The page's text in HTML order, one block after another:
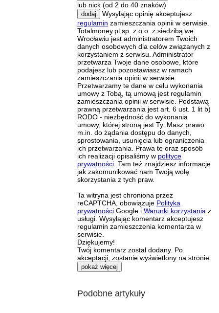
lub nick (od 2 do 40 znaków)
dodaj
Wysyłając opinię akceptujesz
regulamin zamieszczania opinii w serwisie.
Totalmoney.pl sp. z o.o. z siedzibą we
Wrocławiu jest administratorem Twoich
danych osobowych dla celów związanych z
korzystaniem z serwisu. Administrator
przetwarza Twoje dane osobowe, które
podajesz lub pozostawiasz w ramach
zamieszczania opinii w serwisie.
Przetwarzamy te dane w celu wykonania
umowy z Tobą, tą umową jest regulamin
zamieszczania opinii w serwisie. Podstawą
prawną przetwarzania jest art. 6 ust. 1 lit b)
RODO - niezbędność do wykonania
umowy, której stroną jest Ty. Masz prawo
m.in. do żądania dostępu do danych,
sprostowania, usunięcia lub ograniczenia
ich przetwarzania. Prawa te oraz sposób
ich realizacji opisaliśmy w polityce
prywatności . Tam też znajdziesz informacje
jak zakomunikować nam Twoją wolę
skorzystania z tych praw.
Ta witryna jest chroniona przez
reCAPTCHA, obowiązuje Polityka
prywatności Google i Warunki korzystania z
usługi. Wysyłając komentarz akceptujesz
regulamin zamieszczenia komentarza w
serwisie.
Dziękujemy!
Twój komentarz został dodany. Po
akceptacji, zostanie wyświetlony na stronie.
pokaż więcej
Podobne artykuły